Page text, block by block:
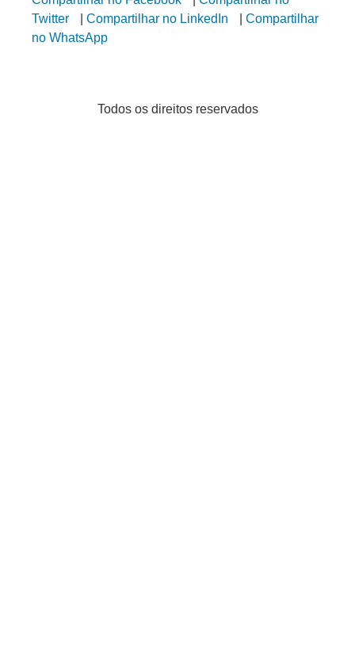
Twitter
| Compartilhar no LinkedIn | Compartilhar
no WhatsApp
Todos os direitos reservados